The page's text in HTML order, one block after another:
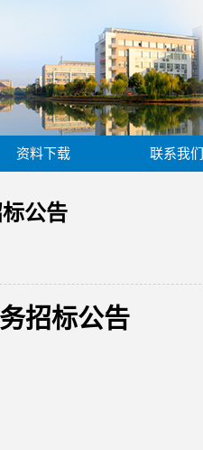
资料下载 联系我们
公告
招标公告